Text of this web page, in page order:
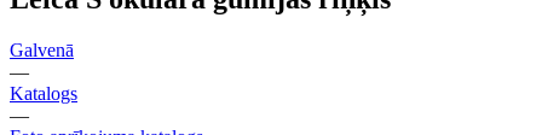
Galvenā
—
Katalogs
—